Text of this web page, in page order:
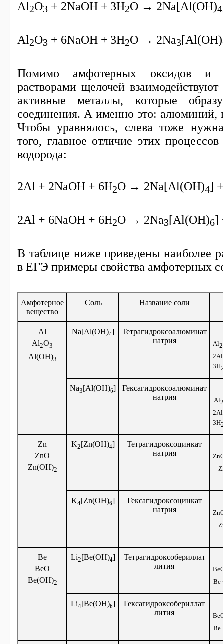
Al2O3 + 2NaOH + 3H2O → 2Na[Al(OH)4
Al2O3 + 6NaOH + 3H2O → 2Na3[Al(OH)
Помимо амфотерных оксидов и
растворами щелочей
активные металлы, которые
соединения. А именно это: алюминий,
Чтобы уравнялось, слева тоже
того, главное отличие этих
водорода:
2Al + 2NaOH + 6H2O → 2Na[Al(OH)4]
2Al + 6NaOH + 6H2O → 2Na3[Al(OH)6]
В таблице ниже приведены наиболее
в ЕГЭ примеры свойства амфотерных
Амфотерное
вещество
Соль Название соли
Al
Al2O3
Al(OH)3
Na[Al(OH)4]
Тетрагидроксоалюминат
натрия
Al2
3H
Na3[Al(OH)6]
Гексагидроксоалюминат
натрия
Al2
3H
Zn
ZnO
Zn(OH)2
K2[Zn(OH)4]
Тетрагидроксоцинкат
натрия
K4[Zn(OH)6]
Гексагидроксоцинкат
натрия
Be
BeO
Be(OH)2
Li2[Be(OH)4]
Тетрагидроксобериллат
лития
Be
Li4[Be(OH)6]
Гексагидроксобериллат
лития
Be